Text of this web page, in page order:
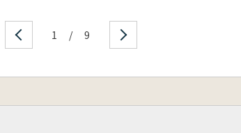
1 / 9